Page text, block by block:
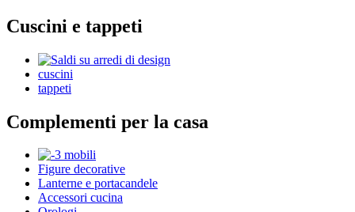
Cuscini e tappeti
cuscini
tappeti
Complementi per la casa
Figure decorative
Lanterne e portacandele
Accessori cucina